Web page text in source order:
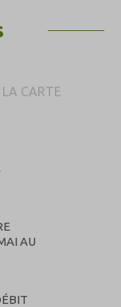
LA CARTE
AU